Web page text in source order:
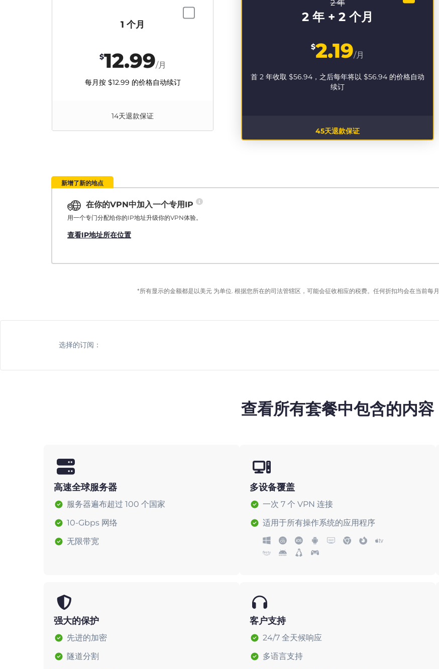
2 年
2 年 + 2 个月
$2.19/月
首 2 年收取 $56.94 ，之后每年将以 $56.94 的价格自动
续订
45天退款保证
1 个月
$12.99/月
每月按 $12.99 的价格自动续订
14天退款保证
新增了新的地点
在你的VPN中加入一个专用IP
用一个专门分配给你的IP地址升级你的VPN体验。
查看IP地址所在位置
*所有显示的金额都是以美元 为单位. 根据您所在的司法管辖区，可能会征收相应的税费。任何折扣均会在当前每月
选择的订阅：
查看所有套餐中包含的内容
高速全球服务器
服务器遍布超过 100 个国家
10-Gbps 网络
无限带宽
多设备覆盖
一次 7 个 VPN 连接
适用于所有操作系统的应用程序
强大的保护
先进的加密
隧道分割
客户支持
24/7 全天候响应
多语言支持